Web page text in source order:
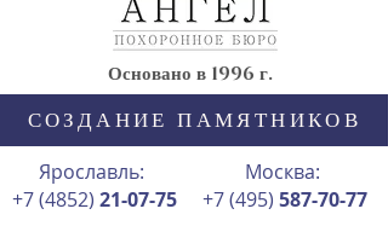
Ярославль:
+7 (4852) 21-07-75
Москва:
+7 (495) 587-70-77
СОЗДАНИЕ ПАМЯТНИКОВ
Основано в 1996 г.